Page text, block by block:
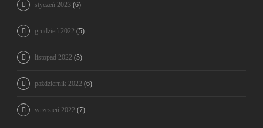
styczeń 2023 (6)
grudzień 2022 (5)
listopad 2022 (5)
październik 2022 (6)
wrzesień 2022 (7)